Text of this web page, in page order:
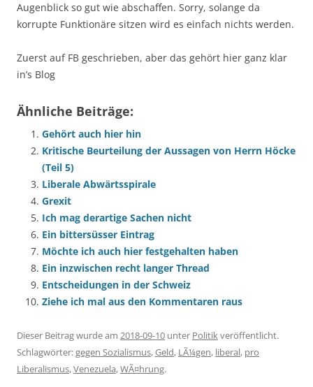
Augenblick so gut wie abschaffen. Sorry, solange da
korrupte Funktionäre sitzen wird es einfach nichts werden.
Zuerst auf FB geschrieben, aber das gehört hier ganz klar
in’s Blog
Ähnliche Beiträge:
Gehört auch hier hin
Kritische Beurteilung der Aussagen von Herrn Höcke
(Teil 5)
Liberale Abwärtsspirale
Grexit
Ich mag derartige Sachen nicht
Ein bittersüsser Eintrag
Möchte ich auch hier festgehalten haben
Ein inzwischen recht langer Thread
Entscheidungen in der Schweiz
Ziehe ich mal aus den Kommentaren raus
Dieser Beitrag wurde am 2018-09-10 unter Politikveröffentlicht.
Schlagwörter:gegen Sozialismus,Geld, LÃ¼gen, liberal, pro
Liberalismus,Venezuela,WÃ¤hrung.